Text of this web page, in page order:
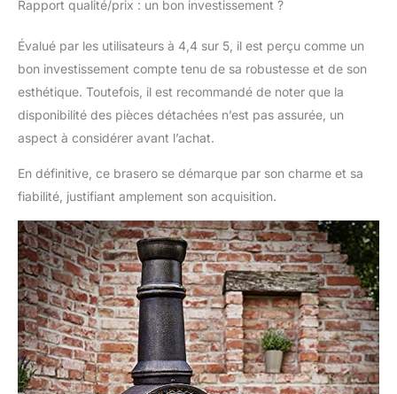
ce poêle garantit une
exceptionnelle. Sa
cheminée permet une
évacuation rapide de la
d'une régulation d'air
ajustable et d'un
cendres pour une
gestion optimale du
feu. ACCROCHE-
REGARD : Avec son
élégante finition effet
rouille et ses 112 cm de
hauteur, ce poêle au
style antique devient
un véritable point de
mire dans votre jardin,
sur votre terrasse ou
balcon. Ajoutez une
Rapport qualité/prix : un bon investissement ?
Évalué par les utilisateurs à 4,4 sur 5, il est perçu comme un
bon investissement compte tenu de sa robustesse et de son
esthétique. Toutefois, il est recommandé de noter que la
disponibilité des pièces détachées n’est pas assurée, un
aspect à considérer avant l’achat.
En définitive, ce brasero se démarque par son charme et sa
fiabilité, justifiant amplement son acquisition.